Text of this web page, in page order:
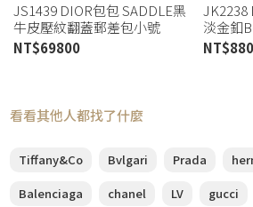
JS1439 DIOR包包 SADDLE黑
牛皮壓紋翻蓋郵差包小號
1ADPO04LLG (板橋店)
NT$69800
JK2238
淡金釦
NT$
看看其他人都找了什麼
Tiffany&Co Bvlgari Prada
Balenciaga
chanel LV gucci